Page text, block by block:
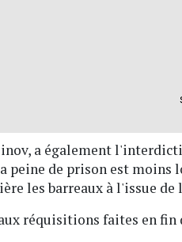
a également
peine de prison est moins
les barreaux à l'issue de
réquisitions faites en